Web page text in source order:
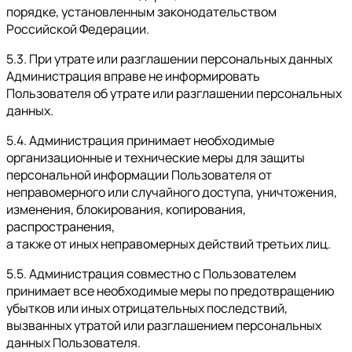
порядке, установленным законодательством
Российской Федерации.
5.3. При утрате или разглашении персональных данных
Администрация вправе не информировать
Пользователя об утрате или разглашении персональных
данных.
5.4. Администрация принимает необходимые
организационные и технические меры для защиты
персональной информации Пользователя от
неправомерного или случайного доступа, уничтожения,
изменения, блокирования, копирования,
распространения,
а также от иных неправомерных действий третьих лиц.
5.5. Администрация совместно с Пользователем
принимает все необходимые меры по предотвращению
убытков или иных отрицательных последствий,
вызванных утратой или разглашением персональных
данных Пользователя.